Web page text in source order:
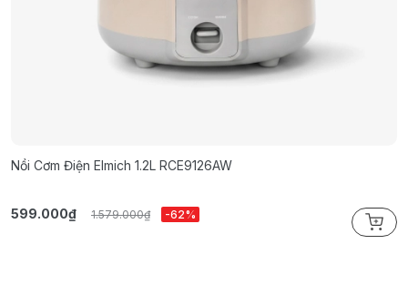
Nồi Cơm Điện Elmich 1.2L RCE9126AW
599.000₫ 1.579.000₫ -62%